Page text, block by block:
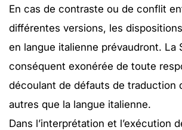
En cas de contraste ou de conflit
différentes versions, les
en langue italienne prévaudront. La
conséquent exonérée de toute
découlant de défauts de traduction
autres que la langue italienne.
Dans l’interprétation et l’exécution